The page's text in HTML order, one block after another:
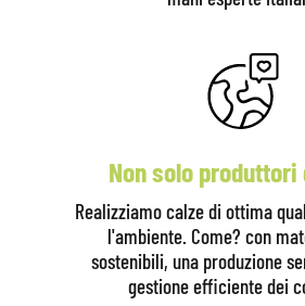
Non solo produttori
Realizziamo calze di ottima
l'ambiente. Come? con
sostenibili, una produzione
gestione efficiente dei